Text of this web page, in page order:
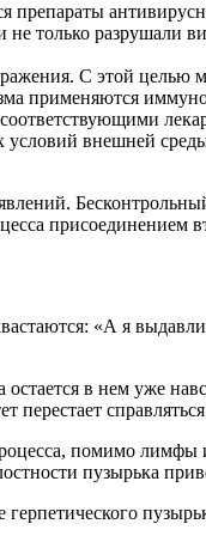
препараты
только разрушали
С этой целью
применяются
условий внешней
присоединением
«А я
в нем уже
перестает
помимо
пузырька